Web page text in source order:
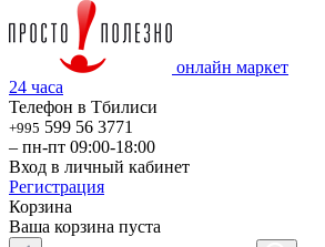
онлайн маркет
24 часа
Телефон в Тбилиси
+995 599 56 3771
– пн-пт 09:00-18:00
Вход в личный кабинет
Регистрация
Корзина
Ваша корзина пуста